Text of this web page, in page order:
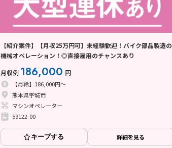
【紹介案件】【月収25万円可】未経験歓迎！バイク部品製造の
機械オペレーション！◎直接雇用のチャンスあり
月収例 186,000 円
【月給】186,000円～
熊本県宇城市
マシンオペレーター
59122-00
キープする 詳細を見る